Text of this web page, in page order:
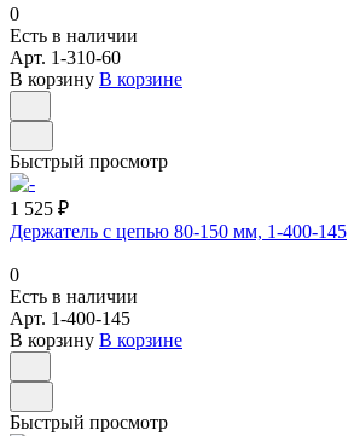
0
Есть в наличии
Арт. 1-310-60
В корзину В корзине
Быстрый просмотр
1 525 ₽
Держатель с цепью 80-150 мм, 1-400-145
0
Есть в наличии
Арт. 1-400-145
В корзину В корзине
Быстрый просмотр